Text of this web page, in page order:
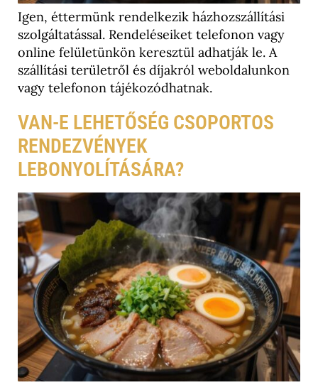
Igen, éttermünk rendelkezik házhozszállítási
szolgáltatással. Rendeléseiket telefonon vagy
online felületünkön keresztül adhatják le. A
szállítási területről és díjakról weboldalunkon
vagy telefonon tájékozódhatnak.
VAN-E LEHETŐSÉG CSOPORTOS
RENDEZVÉNYEK
LEBONYOLÍTÁSÁRA?